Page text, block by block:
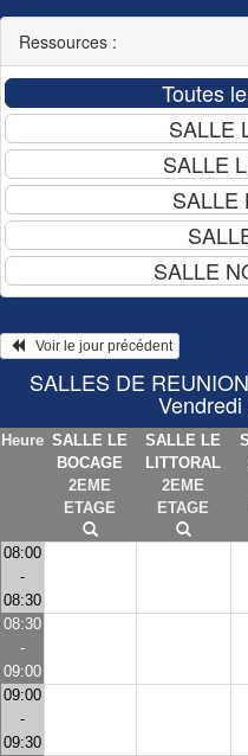
Ressources :
   Voir le jour précédent
SALLES DE
Heure SALLE LE
BOCAGE
2EME
ETAGE
SALLE LE
LITTORAL
2EME
ETAGE
08:00
-
08:30
08:30
-
09:00
09:00
-
09:30